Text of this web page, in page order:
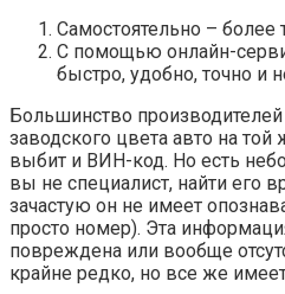
Самостоятельно – более
С помощью онлайн-
быстро, удобно, точно и
Большинство
заводского цвета авто на
выбит и ВИН-код. Но есть
вы не специалист, найти его
зачастую он не имеет
просто номер). Эта
повреждена или вообще
крайне редко, но все же